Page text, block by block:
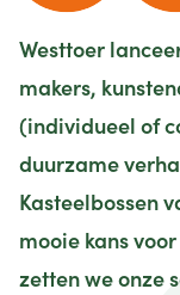
Westtoer
makers,
(individueel of
duurzame
Kasteelbossen
mooie kans
zetten we onze